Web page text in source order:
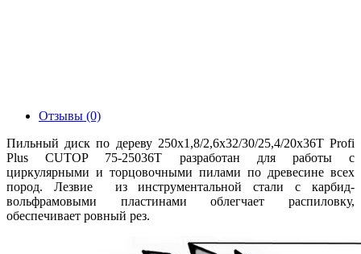
Отзывы (0)
Пильный диск по дереву 250x1,8/2,6х32/30/25,4/20х36Т Profi
Plus CUTOP 75-25036Т разработан для работы с
циркулярными и торцовочными пилами по древесине всех
пород. Лезвие из инструментальной стали с карбид-
вольфрамовыми пластинами облегчает распиловку,
обеспечивает ровный рез.